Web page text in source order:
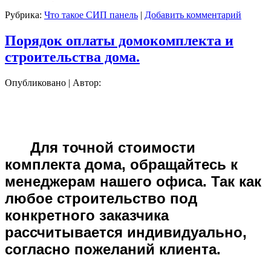
Рубрика: Что такое СИП панель | Добавить комментарий
Порядок оплаты домокомплекта и
строительства дома.
Опубликовано | Автор:
Для точной стоимости
комплекта дома, обращайтесь к
менеджерам нашего офиса. Так как
любое строительство под
конкретного заказчика
рассчитывается индивидуально,
согласно пожеланий клиента.